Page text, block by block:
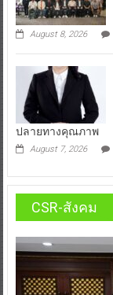
August 8, 2026
ปลายทางคุณภาพ
August 7, 2026
CSR-สังคม